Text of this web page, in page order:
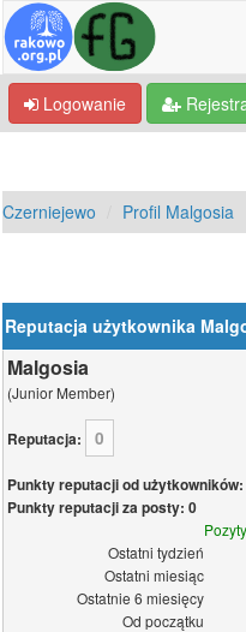
Logowanie
Czerniejewo Profil Malgosia
Reputacja użytkownika
Malgosia
(Junior Member)
Reputacja: 0
Punkty reputacji od użytkowników:
Punkty reputacji za posty: 0
Ostatni tydzień
Ostatni miesiąc
Ostatnie 6 miesięcy
Od początku